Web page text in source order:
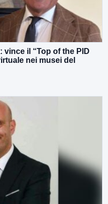
il “Top of the PID
nei musei del